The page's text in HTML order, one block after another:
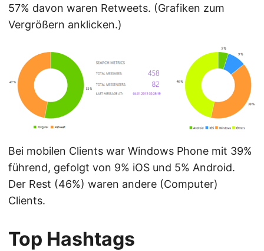
57% davon waren Retweets. (Grafiken zum
Vergrößern anklicken.)
Bei mobilen Clients war Windows Phone mit 39%
führend, gefolgt von 9% iOS und 5% Android.
Der Rest (46%) waren andere (Computer)
Clients.
Top Hashtags